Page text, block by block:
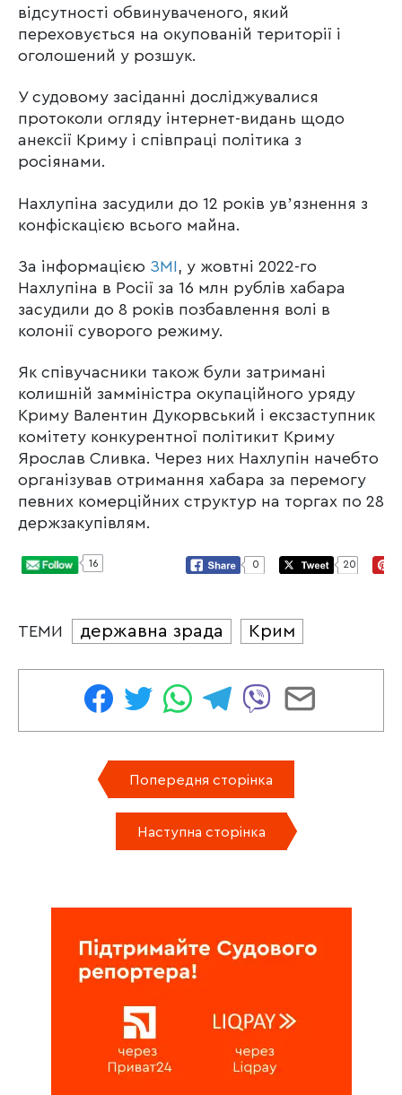
відсутності обвинуваченого, який
переховується на окупованій території і
оголошений у розшук.
У судовому засіданні досліджувалися
протоколи огляду інтернет-видань щодо
анексії Криму і співпраці політика з
росіянами.
Нахлупіна засудили до 12 років увʼязнення з
конфіскацією всього майна.
За інформацією ЗМІ, у жовтні 2022-го
Нахлупіна в Росії за 16 млн рублів хабара
засудили до 8 років позбавлення волі в
колонії суворого режиму.
Як співучасники також були затримані
колишній замміністра окупаційного уряду
Криму Валентин Дукорвський і ексзаступник
комітету конкурентної політикит Криму
Ярослав Сливка. Через них Нахлупін начебто
організував отримання хабара за перемогу
певних комерційних структур на торгах по 28
держзакупівлям.
16 0 20
ТЕМИ державна зрада Крим
Попередня сторінка
Наступна сторінка